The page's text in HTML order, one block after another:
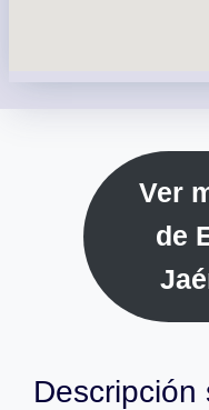
Ver
de
Descripción